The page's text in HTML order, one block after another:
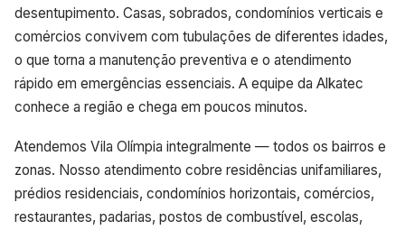
desentupimento. Casas, sobrados, condomínios verticais e
comércios convivem com tubulações de diferentes idades,
o que torna a manutenção preventiva e o atendimento
rápido em emergências essenciais. A equipe da Alkatec
conhece a região e chega em poucos minutos.
Atendemos Vila Olímpia integralmente — todos os bairros e
zonas. Nosso atendimento cobre residências unifamiliares,
prédios residenciais, condomínios horizontais, comércios,
restaurantes, padarias, postos de combustível, escolas,